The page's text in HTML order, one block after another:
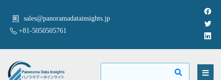
sales@panoramadatainsights.jp
+81-5050505761